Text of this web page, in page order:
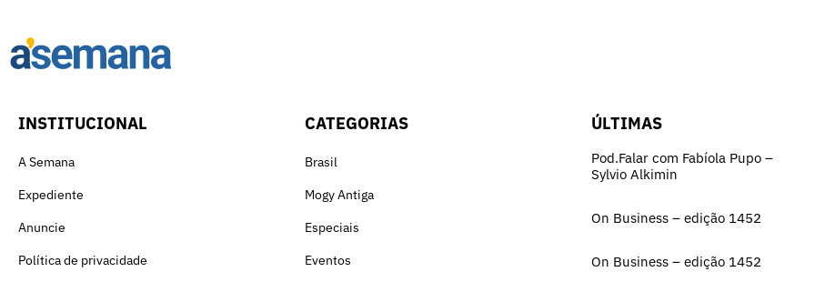
INSTITUCIONAL
A Semana
Expediente
Anuncie
Política de privacidade
CATEGORIAS
Brasil
Mogy Antiga
Especiais
Eventos
ÚLTIMAS
Pod.Falar com Fabíola Pupo –
Sylvio Alkimin
On Business – edição 1452
On Business – edição 1452